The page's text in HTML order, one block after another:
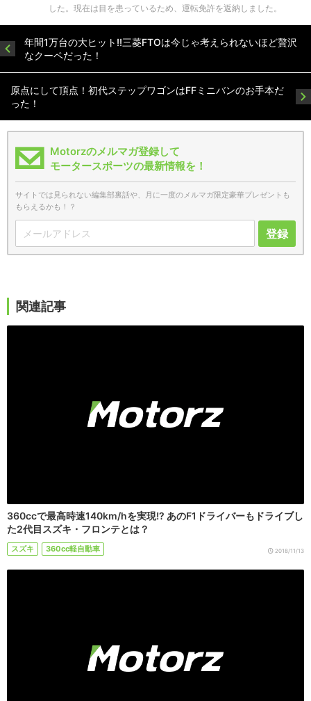
した。現在は目を患っているため、運転免許を返納しました。
年間1万台の大ヒット!!三菱FTOは今じゃ考えられないほど贅沢
なクーペだった！
原点にして頂点！初代ステップワゴンはFFミニバンのお手本だ
った！
Motorzのメルマガ登録して
モータースポーツの最新情報を！
サイトでは見られない編集部裏話や、月に一度のメルマガ限定豪華プレゼントも
もらえるかも！？
登録
関連記事
360ccで最高時速140km/hを実現!? あのF1ドライバーもドライブし
た2代目スズキ・フロンテとは？
スズキ 360cc軽自動車 2018/11/13